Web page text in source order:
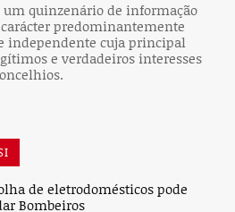
quinzenário de informação
predominantemente
independente cuja principal
e verdadeiros interesses
de eletrodomésticos pode
Bombeiros